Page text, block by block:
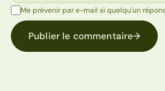
Me prévenir par e-mail si quelqu'un
Publier le commentaire→